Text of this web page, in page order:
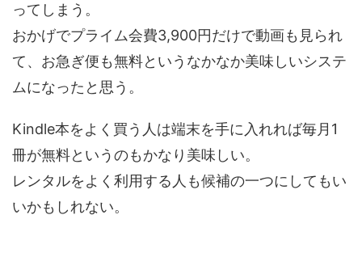
ってしまう。
おかげでプライム会費3,900円だけで動画も見られ
て、お急ぎ便も無料というなかなか美味しいシステ
ムになったと思う。
Kindle本をよく買う人は端末を手に入れれば毎月1
冊が無料というのもかなり美味しい。
レンタルをよく利用する人も候補の一つにしてもい
いかもしれない。